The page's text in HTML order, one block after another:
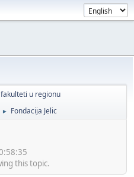
u regionu
► Fondacija Jelic
this topic.